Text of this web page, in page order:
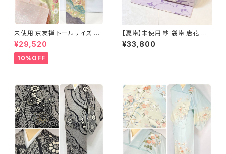
未使用 京友禅 トールサイズ 染
め分け 金彩 訪問着 袷 正絹 ピ
ンク 黄緑 紫 黄色 1438
¥29,520
10%OFF
【夏帯】未使用 紗 袋帯 唐花 正
絹 紫 白 淡藤色 729
¥33,800